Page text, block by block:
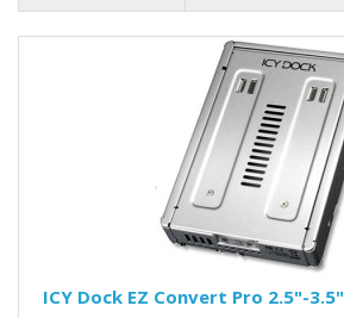
ICY Dock EZ Convert Pro 2.5"-3.5"